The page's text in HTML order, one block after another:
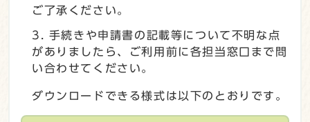
ご了承ください。
手続きや申請書の記載等について不明な点
がありましたら、ご利用前に各担当窓口まで問
い合わせてください。
ダウンロードできる様式は以下のとおりです。